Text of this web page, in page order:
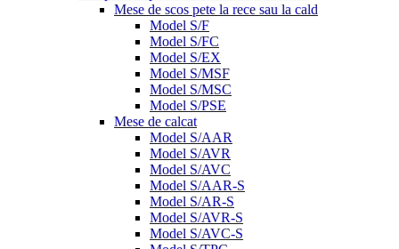
Mese de scos pete la rece sau la cald
Model S/F
Model S/FC
Model S/EX
Model S/MSF
Model S/MSC
Model S/PSE
Mese de calcat
Model S/AAR
Model S/AVR
Model S/AVC
Model S/AAR-S
Model S/AR-S
Model S/AVR-S
Model S/AVC-S